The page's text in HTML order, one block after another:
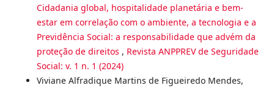
Cidadania global, hospitalidade planetária e bem-
estar em correlação com o ambiente, a tecnologia e a
Previdência Social: a responsabilidade que advém da
proteção de direitos , Revista ANPPREV de Seguridade
Social: v. 1 n. 1 (2024)
Viviane Alfradique Martins de Figueiredo Mendes,